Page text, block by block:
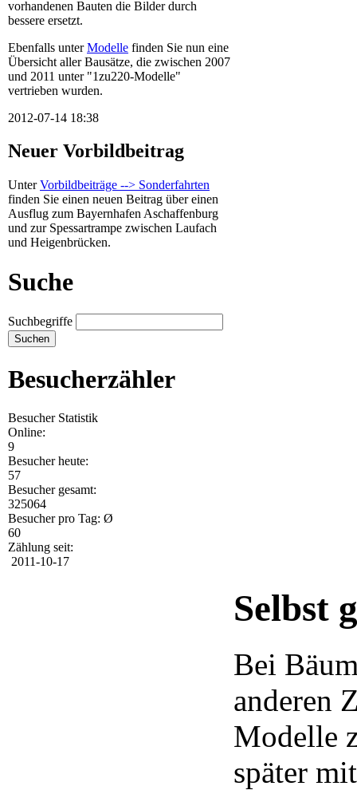
vorhandenen Bauten die Bilder durch
bessere ersetzt.
Ebenfalls unterModelle finden Sie nun eine
Übersicht aller Bausätze, die zwischen 2007
und 2011 unter "1zu220-Modelle"
vertrieben wurden.
2012-07-14 18:38
Neuer Vorbildbeitrag
UnterVorbildbeiträge --> Sonderfahrten
finden Sie einen neuen Beitrag über einen
Ausflug zum Bayernhafen Aschaffenburg
und zur Spessartrampe zwischen Laufach
und Heigenbrücken.
Suche
Suchbegriffe
Besucherzähler
Besucher Statistik
Online:
9
Besucher heute:
57
Besucher gesamt:
325064
Besucher pro Tag: Ø
60
Zählung seit:
2011-10-17
Selbst
Bei
anderen
Modelle
später